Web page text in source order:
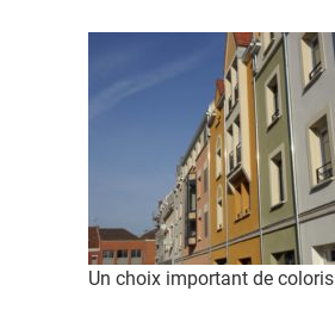
Un choix important de coloris